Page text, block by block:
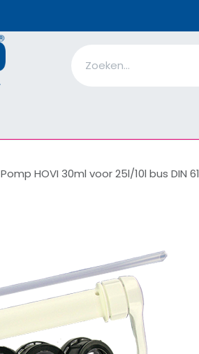
Pomp HOVI 30ml voor 25l/10l bus DIN 61